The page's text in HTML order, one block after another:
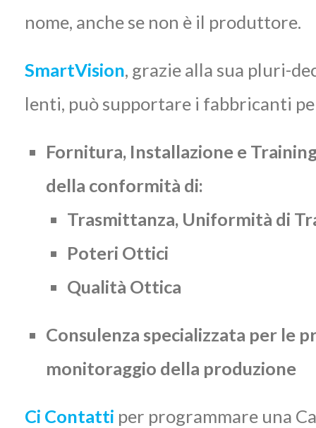
nome, anche se non è il produttore.
SmartVision, grazie alla sua pluri-
lenti, può supportare i fabbricanti
Fornitura, Installazione e
della conformità di:
Trasmittanza, Uniformità di
Poteri Ottici
Qualità Ottica
Consulenza specializzata per le
monitoraggio della produzione
Ci Contatti per programmare una